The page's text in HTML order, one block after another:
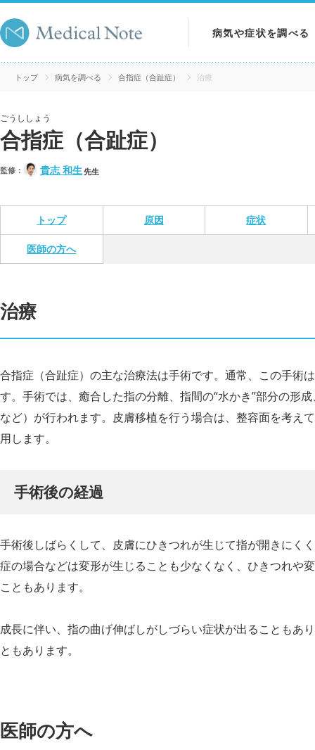
病気や症状を調べる
病気を調べる
トップ 病気を調べる 合指症（合趾症） 治療
ごうししょう
合指症（合趾症）
監修： 貴志 和生先生
トップ 原因 症状
医師の方へ
治療
合指症（合趾症）の主な治療法は手術です。通常、この手術
す。手術では、癒合した指の分離、指間の“水かき”部分の形
など）が行われます。皮膚移植を行う場合は、整容面を考え
用します。
手術後の経過
手術後しばらくして、皮膚にひきつれが生じて指が開きにく
症の場合などは変形が生じることも少なくなく、ひきつれや
こともあります。
成長に伴い、指の曲げ伸ばしがしづらい症状が出ることもあ
ともあります。
医師の方へ